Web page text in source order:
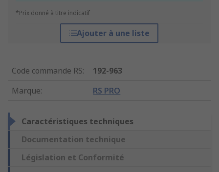
*Prix donné à titre indicatif
Ajouter à une liste
Code commande RS:
192-963
Marque: RS PRO
Caractéristiques techniques
Documentation technique
Législation et Conformité